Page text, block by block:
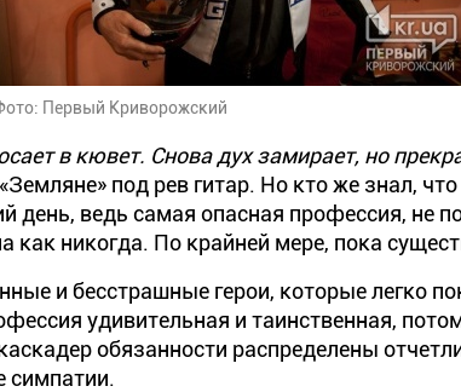
Первый Криворожский
в кювет. Снова дух замирает, но
под рев гитар. Но кто же знал,
день, ведь самая опасная профессия, не
как никогда. По крайней мере, пока
и бесстрашные герои, которые легко
удивительная и таинственная,
обязанности распределены
симпатии.